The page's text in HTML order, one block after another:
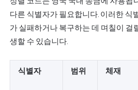
다른 식별자가 필요합니다. 이러한 식
가 실패하거나 복구하는 데 며칠이 걸
생할 수 있습니다.
식별자 범위 체재